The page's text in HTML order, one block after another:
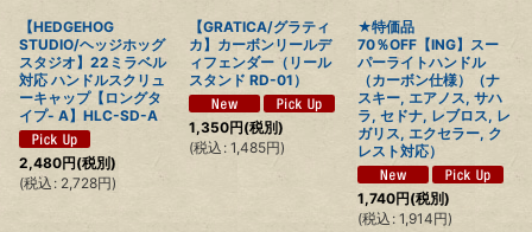
【HEDGEHOG
STUDIO/ヘッジホッグ
スタジオ】22ミラベル
対応 ハンドルスクリュ
ーキャップ【ロングタ
イプ- A】HLC-SD-A
2,480円(税別)
(税込 : 2,728円)
【GRATICA/グラティ
カ】カーボンリールデ
ィフェンダー（リール
スタンド RD-01）
1,350円(税別)
(税込 : 1,485円)
★特価品
70％OFF【ING】スー
パーライトハンドル
（カーボン仕様）（ナ
スキー, エアノス, サハ
ラ, セドナ, レブロス, レ
ガリス, エクセラー, ク
レスト対応）
1,740円(税別)
(税込 : 1,914円)